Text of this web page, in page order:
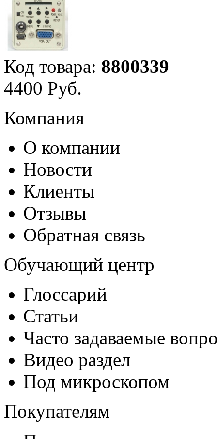
Код товара: 8800339
4400 Руб.
Компания
О компании
Новости
Клиенты
Отзывы
Обратная связь
Обучающий центр
Глоссарий
Статьи
Часто задаваемые
Видео раздел
Под микроскопом
Покупателям